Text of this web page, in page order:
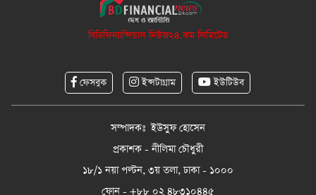
বিডিফিন্যান্সিয়াল নিউজ২৪.কম লিমিটেড
ফেসবুক ইন্সটাগ্রাম ইউটিউব
সম্পাদকঃ ইউসুফ হোসেন
প্রকাশক - নীলিমা চৌধুরী
১৮/১ নয়া পল্টন, ৩য় তলা, ঢাকা - ১০০০
ফোন - +৮৮ ০২ ৪৮৩১০৪৪৫